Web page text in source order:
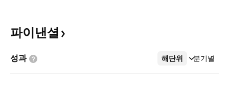
파이낸셜
성과 해단위 분기별
더보기